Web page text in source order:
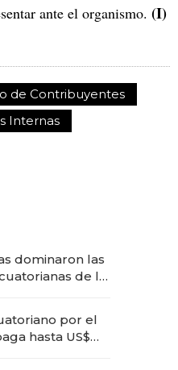
ante el organismo. (I)
de Contribuyentes
Internas
dominaron las
de la
por el
hasta US$